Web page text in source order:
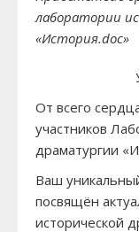
лаборатории
«История.doc»
От всего
участников
драматургии
Ваш
посвящён
исторической